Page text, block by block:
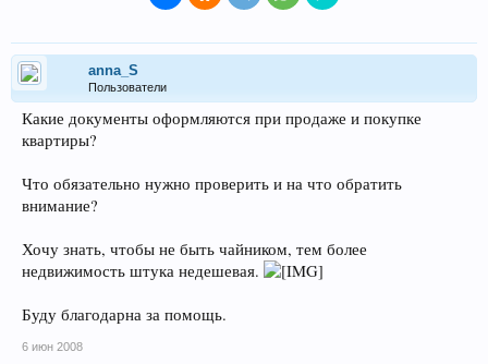
anna_S
Пользователи
Какие документы оформляются при продаже и покупке
квартиры?
Что обязательно нужно проверить и на что обратить
внимание?
Хочу знать, чтобы не быть чайником, тем более
недвижимость штука недешевая.
Буду благодарна за помощь.
6 июн 2008